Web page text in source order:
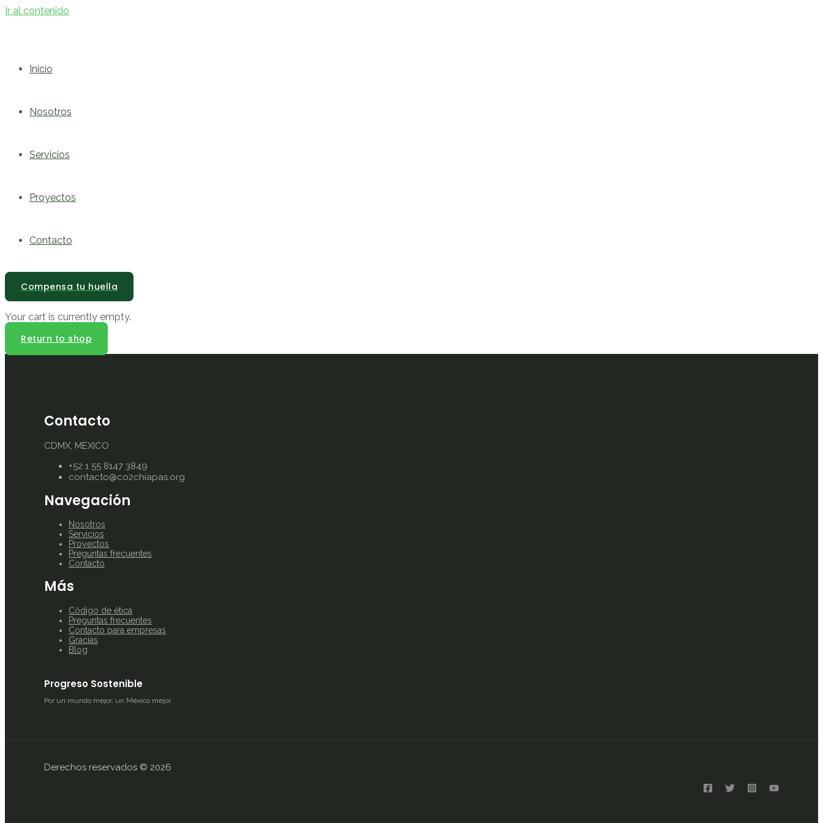
Ir al contenido
Inicio
Nosotros
Servicios
Proyectos
Contacto
Compensa tu huella
Your cart is currently empty.
Return to shop
Contacto
CDMX, MEXICO
+52 1 55 8147 3849
contacto@co2chiapas.org
Navegación
Nosotros
Servicios
Proyectos
Preguntas frecuentes
Contacto
Más
Código de ética
Preguntas frecuentes
Contacto para empresas
Gracias
Blog
Progreso Sostenible
Por un mundo mejor, un México mejor.
Derechos reservados © 2026